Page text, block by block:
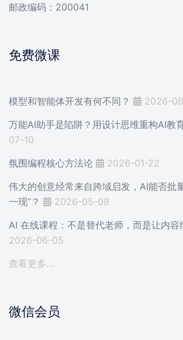
邮政编码：200041
免费微课
模型和智能体开发有何不同？
2026-
万能AI助手是陷阱？用设计思维重构AI教
07-10
氛围编程核心方法论
2026-01-22
伟大的创意经常来自跨域启发，AI能否批
一现”？
2026-05-08
AI 在线课程：不是替代老师，而是让内容
2026-06-05
查看更多…
微信会员